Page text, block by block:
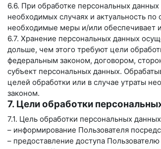
6.6. При обработке персональных
необходимых случаях и актуальность
необходимые меры и/или обеспечивает
6.7. Хранение персональных данных
дольше, чем этого требуют цели
федеральным законом, договором,
субъект персональных данных.
целей обработки или в случае утраты
законом.
7. Цели обработки
7.1. Цель обработки персональных
– информирование Пользователя
– предоставление доступа